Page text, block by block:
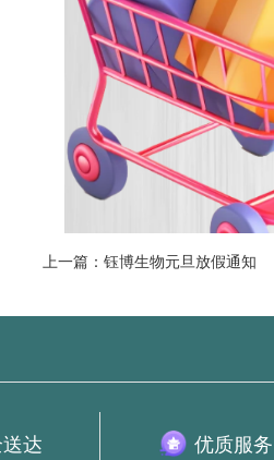
上一篇：钰博生物元旦放假通知
达 优质服